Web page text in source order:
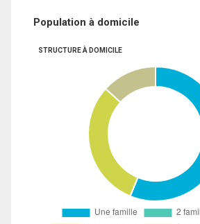
Population à domicile
STRUCTURE À DOMICILE